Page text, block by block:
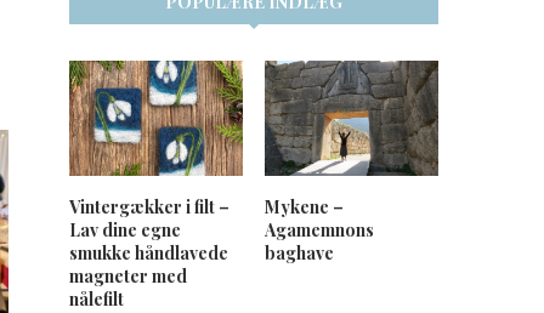
Vintergækker i filt –
Lav dine egne
smukke håndlavede
magneter med
nålefilt
Mykene –
Agamemnons
baghave